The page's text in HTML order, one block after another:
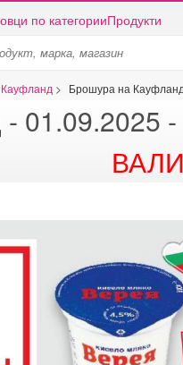
по категорииПродукти
> Брошура на
01.09.2025